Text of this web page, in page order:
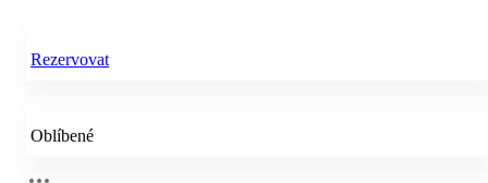
Rezervovat
Oblíbené